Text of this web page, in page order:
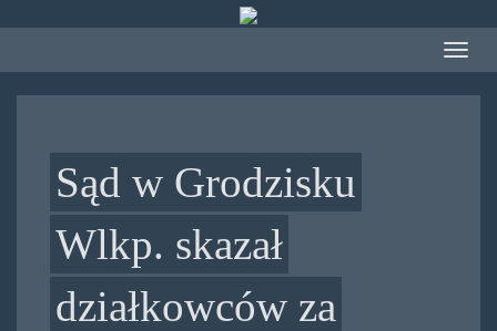
treści
Toggle
Sąd w Grodzisku
Wlkp. skazał
działkowców za